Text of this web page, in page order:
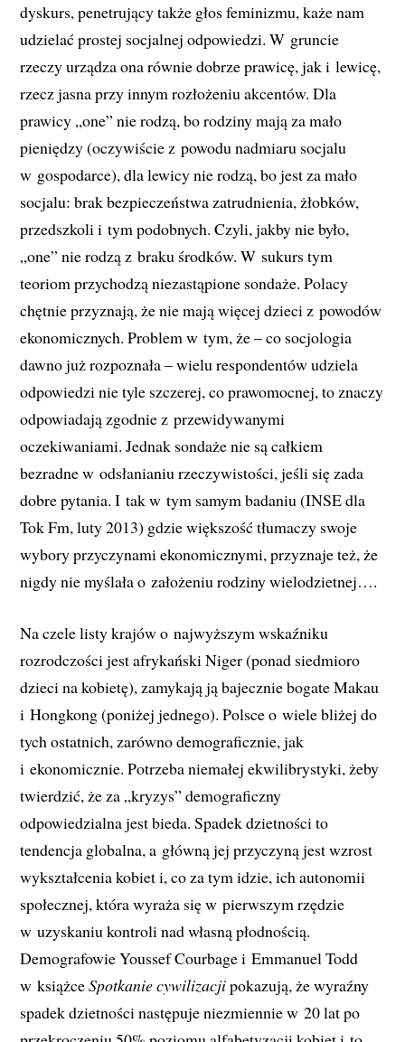
dyskurs, penetrujący także głos feminizmu, każe nam
udzielać prostej socjalnej odpowiedzi. W gruncie
rzeczy urządza ona równie dobrze prawicę, jak i lewicę,
rzecz jasna przy innym rozłożeniu akcentów. Dla
prawicy „one” nie rodzą, bo rodziny mają za mało
pieniędzy (oczywiście z powodu nadmiaru socjalu
w gospodarce), dla lewicy nie rodzą, bo jest za mało
socjalu: brak bezpieczeństwa zatrudnienia, żłobków,
przedszkoli i tym podobnych. Czyli, jakby nie było,
„one” nie rodzą z braku środków. W sukurs tym
teoriom przychodzą niezastąpione sondaże. Polacy
chętnie przyznają, że nie mają więcej dzieci z powodów
ekonomicznych. Problem w tym, że – co socjologia
dawno już rozpoznała – wielu respondentów udziela
odpowiedzi nie tyle szczerej, co prawomocnej, to znaczy
odpowiadają zgodnie z przewidywanymi
oczekiwaniami. Jednak sondaże nie są całkiem
bezradne w odsłanianiu rzeczywistości, jeśli się zada
dobre pytania. I tak w tym samym badaniu (INSE dla
Tok Fm, luty 2013) gdzie większość tłumaczy swoje
wybory przyczynami ekonomicznymi, przyznaje też, że
nigdy nie myślała o założeniu rodziny wielodzietnej….
Na czele listy krajów o najwyższym wskaźniku
rozrodczości jest afrykański Niger (ponad siedmioro
dzieci na kobietę), zamykają ją bajecznie bogate Makau
i Hongkong (poniżej jednego). Polsce o wiele bliżej do
tych ostatnich, zarówno demograficznie, jak
i ekonomicznie. Potrzeba niemałej ekwilibrystyki, żeby
twierdzić, że za „kryzys” demograficzny
odpowiedzialna jest bieda. Spadek dzietności to
tendencja globalna, a główną jej przyczyną jest wzrost
wykształcenia kobiet i, co za tym idzie, ich autonomii
społecznej, która wyraża się w pierwszym rzędzie
w uzyskaniu kontroli nad własną płodnością.
Demografowie Youssef Courbage i Emmanuel Todd
w książceSpotkanie cywilizacjipokazują, że wyraźny
spadek dzietności następuje niezmiennie w 20 lat po